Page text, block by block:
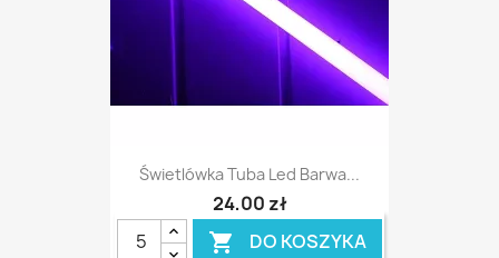
Świetlówka Tuba Led Barwa...
24,00 zł
 DO KOSZYKA